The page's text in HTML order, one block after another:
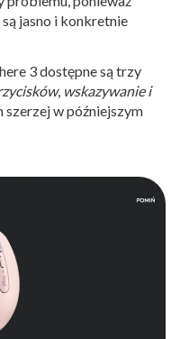
jasno i konkretnie
3 dostępne są trzy
, wskazywanie i
szerzej w późniejszym